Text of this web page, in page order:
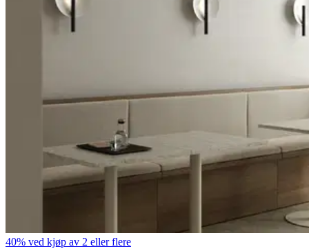
40% ved kjøp av 2 eller flere